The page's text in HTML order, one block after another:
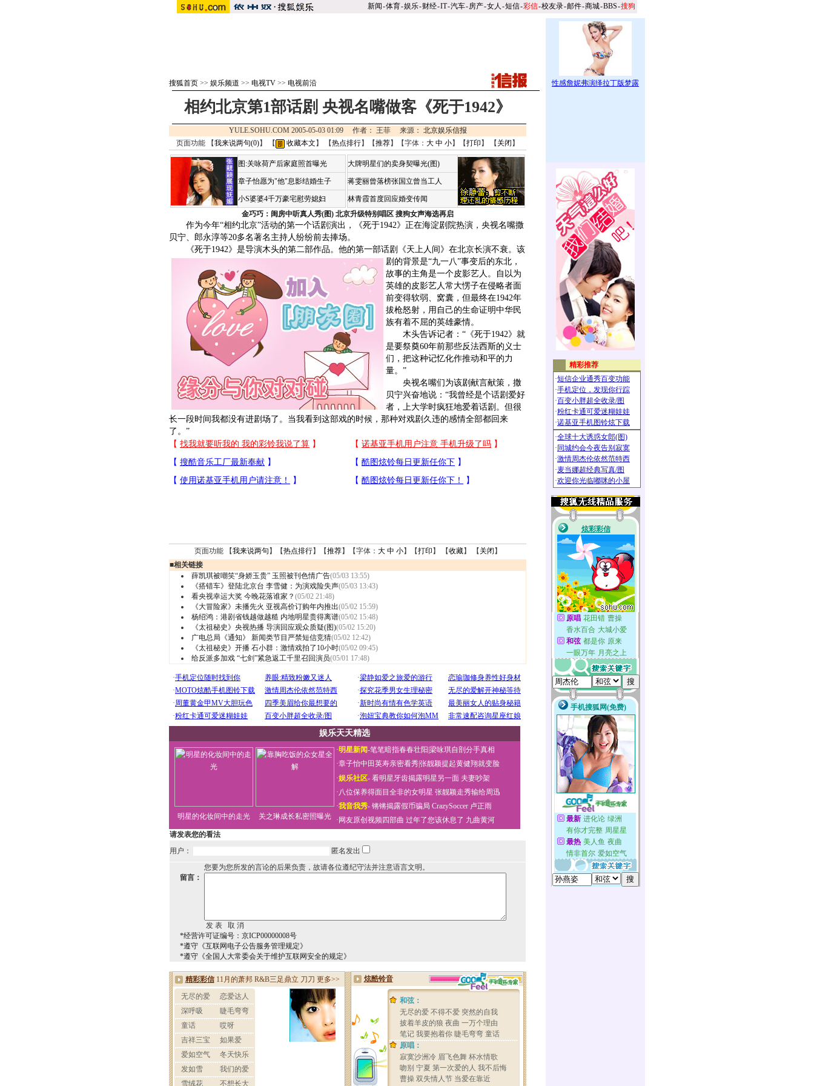
新闻-体育-娱乐-财经-IT-汽车-房产-女人 -短信-彩信-校友录-邮件-商城-BBS-搜狗
搜狐首页 >> 娱乐频道 >> 电视TV >> 电视前沿
相约北京第1部话剧 央视名嘴做客《死于1942》
YULE.SOHU.COM 2005-05-03 01:09 作者： 王菲 来源： 北京娱乐信报
页面功能 【我来说两句(0)】 【 收藏本文 】 【热点排行】【推荐】【字体： 大 中 小】【打印 】 【 关闭 】
图:关咏荷产后家庭照首曝光
章子怡愿为"他"息影结婚生子
小S婆婆4千万豪宅慰劳媳妇
大牌明星们的卖身契曝光(图)
蒋雯丽曾落榜张国立曾当工人
林青霞首度回应婚变传闻
金巧巧：闺房中听真人秀(图) 北京升级特别唱区 搜狗女声海选再启
作为今年“相约北京”活动的第一个话剧演出，《死于1942》正在海淀剧院热演，央视名嘴撒
贝宁、郎永淳等20多名著名主持人纷纷前去捧场。
《死于1942》是导演木头的第二部作品。他的第一部话剧《天上人间》在北京长演不衰。 该
剧的背景是“九一八”事变后的东北，
故事的主角是一个皮影艺人。自以为
英雄的皮影艺人常大愣子在侵略者面
前变得软弱、窝囊，但最终在1942年
拔枪怒射，用自己的生命证明中华民
族有着不屈的英雄豪情。
木头告诉记者：“《死于1942》就
是要祭奠60年前那些反法西斯的义士
们，把这种记忆化作推动和平的力
量。”
央视名嘴们为该剧献言献策，撒
贝宁兴奋地说：“我曾经是个话剧爱好
者，上大学时疯狂地爱着话剧。但很
长一段时间我都没有进剧场了。当我看到这部戏的时候，那种对戏剧久违的感情全部都回来
了。”
页面功能 【我来说两句 】【热点排行】【推荐】【字体： 大 中 小】【打印 】 【收藏】 【 关闭 】
■相关链接
薛凯琪被嘲笑“身娇玉贵” 玉照被刊色情广告(05/03 13:55)
《搭错车》登陆北京台 李雪健：为演戏险失声(05/03 13:43)
看央视幸运大奖 今晚花落谁家？ (05/02 21:48)
《大冒险家》未播先火 亚视高价订购年内推出(05/02 15:59)
杨绍鸿：港剧省钱越做越糙 内地明星贵得离谱(05/02 15:48)
《太祖秘史》央视热播 导演回应观众质疑(图)(05/02 15:20)
广电总局《通知》 新闻类节目严禁短信竞猜(05/02 12:42)
《太祖秘史》开播 石小群：激情戏拍了10小时(05/02 09:45)
给反派多加戏 “七剑”紧急返工千里召回演员(05/01 17:48)
娱乐天天精选
明星的化妆间中的走光 关之琳成长私密照曝光
·明星新闻-笔笔暗指春春壮阳 梁咏琪自剖分手真相
·章子怡中田英寿亲密看秀张靓颖提起黄健翔就变脸
·娱乐社区- 看明星牙齿揭露明星另一面 夫妻吵架
·八位保养得面目全非的女明星 张靓颖走秀输给周迅
·我音我秀- 锵锵揭露假币骗局 CrazySoccer 卢正雨
· 网友原创视频四部曲 过年了您该休息了 九曲黄河
请发表您的看法
用户：
匿名发出
您要为您所发的言论的后果负责，故请各位遵纪守法并注意语言文明。
留言：
*经营许可证编号：京ICP00000008号
*遵守《互联网电子公告服务管理规定》
*遵守《全国人大常委会关于维护互联网安全的规定》